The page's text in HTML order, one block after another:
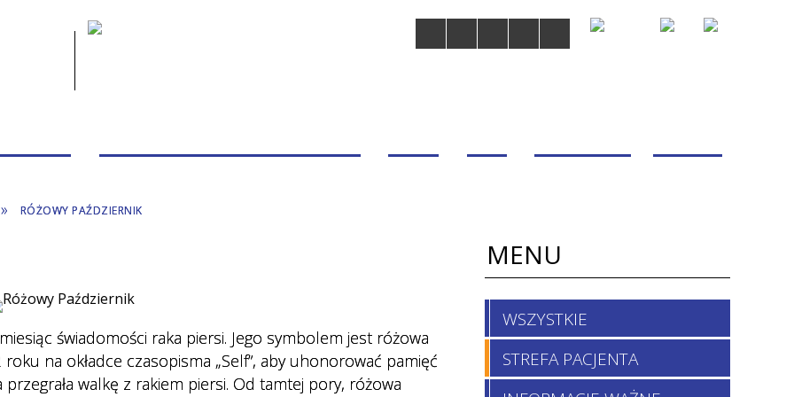
RÓŻOWY PAŹDZIERNIK
świadomości raka piersi. Jego symbolem jest różowa
na okładce czasopisma „Self”, aby uhonorować pamięć
walkę z rakiem piersi. Od tamtej pory, różowa
MENU
WSZYSTKIE
STREFA PACJENTA